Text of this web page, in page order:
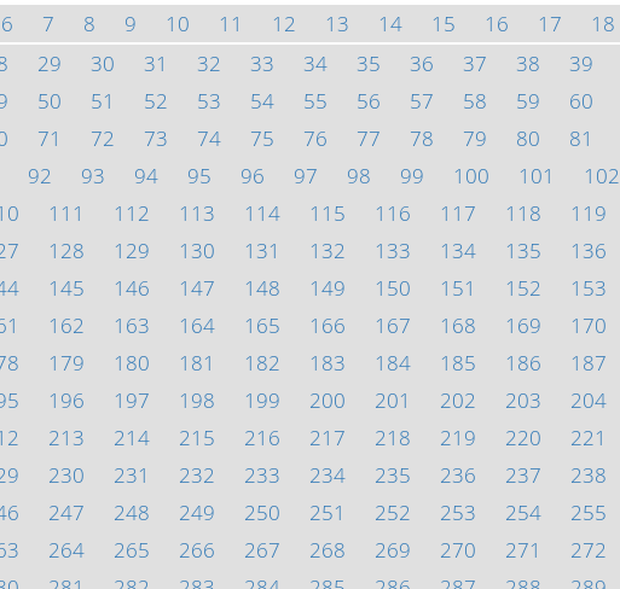
6 7 8 9 10 11 12 13 14 15 16 17 18
29 30 31 32 33 34 35 36 37 38 39
50 51 52 53 54 55 56 57 58 59 60
71 72 73 74 75 76 77 78 79 80 81
92 93 94 95 96 97 98 99 100 101 102
111 112 113 114 115 116 117 118 119
128 129 130 131 132 133 134 135 136
145 146 147 148 149 150 151 152 153
162 163 164 165 166 167 168 169 170
179 180 181 182 183 184 185 186 187
196 197 198 199 200 201 202 203 204
213 214 215 216 217 218 219 220 221
230 231 232 233 234 235 236 237 238
247 248 249 250 251 252 253 254 255
264 265 266 267 268 269 270 271 272